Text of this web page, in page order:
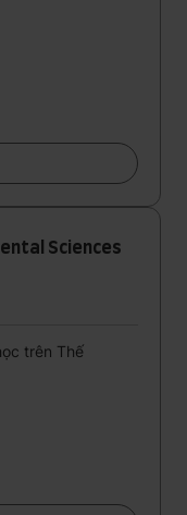
Sciences
trên Thế